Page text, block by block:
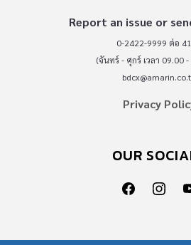
Report an issue or
0-2422-9999 ต่อ
(จันทร์ - ศุกร์ เวลา 09.00
Privacy
OUR